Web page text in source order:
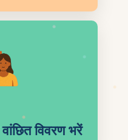
विवरण भरें